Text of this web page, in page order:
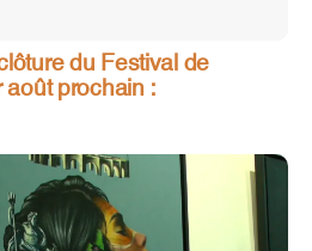
du Festival de
août prochain :